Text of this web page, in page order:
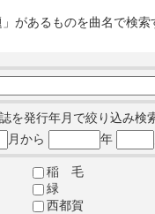
があるものを曲名で検
を発行年月で絞り込み検
月から 年
稲 毛
緑
西都賀